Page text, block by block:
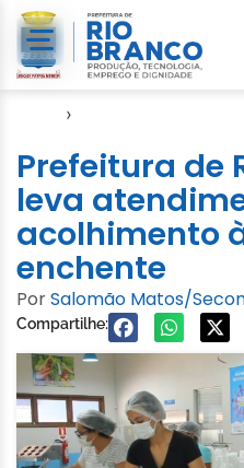
›
Prefeitura de
leva
acolhimento
enchente
PorSalomão Matos/
Compartilhe: